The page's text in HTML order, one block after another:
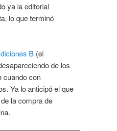
ya la editorial
lo que terminó
B (el
de los
cuando con
Ya lo anticipó el que
la compra de